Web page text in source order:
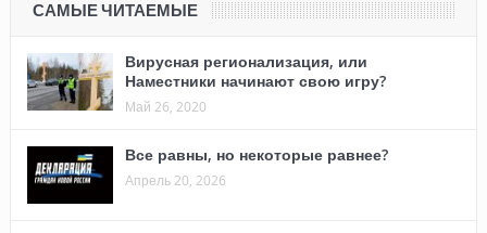
САМЫЕ ЧИТАЕМЫЕ
Вирусная регионализация, или
Наместники начинают свою игру?
Май 26, 2020
Все равны, но некоторые равнее?
Апрель 20, 2026